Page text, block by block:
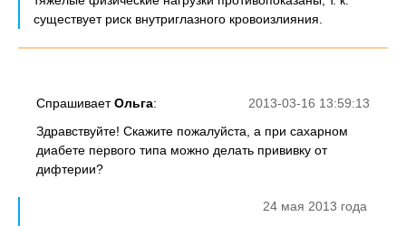
существует риск внутриглазного кровоизлияния.
2013-03-16 13:59:13
СпрашиваетОльга:
Здравствуйте! Скажите пожалуйста, а при сахарном
диабете первого типа можно делать прививку от
дифтерии?
24 мая 2013 года